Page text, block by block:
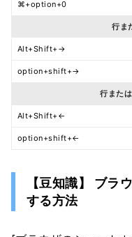
⌘+option+0
行ま
Alt+Shift+→
option+shift+→
行また
Alt+Shift+←
option+shift+←
【豆知識】 ブラ
する方法